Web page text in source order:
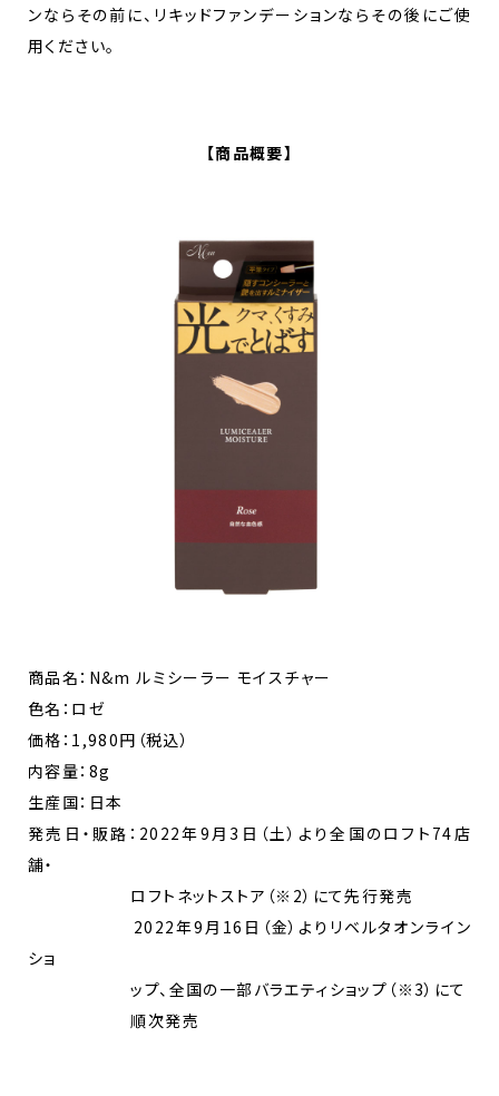
ンならその前に、リキッドファンデーションならその後にご使
用ください。
【商品概要】
商品名：N&m ルミシーラー モイスチャー
色名：ロゼ
価格：1,980円（税込）
内容量：8g
生産国：日本
発売日・販路：2022年9月3日（土）より全国のロフト74店
舗・
ロフトネットストア（※2）にて先行発売
2022年9月16日（金）よりリベルタオンライン
ショ
ップ、全国の一部バラエティショップ（※3）にて
順次発売